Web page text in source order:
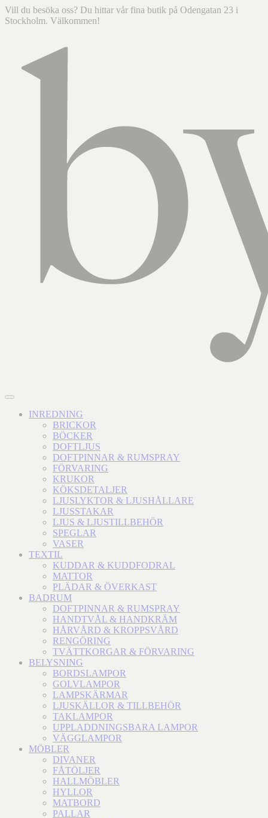
Vill du besöka oss? Du hittar vår fina butik på Odengatan 23 i
Stockholm. Välkommen!
INREDNING
BRICKOR
BÖCKER
DOFTLJUS
DOFTPINNAR & RUMSPRAY
FÖRVARING
KRUKOR
KÖKSDETALJER
LJUSLYKTOR & LJUSHÅLLARE
LJUSSTAKAR
LJUS & LJUSTILLBEHÖR
SPEGLAR
VASER
TEXTIL
KUDDAR & KUDDFODRAL
MATTOR
PLÄDAR & ÖVERKAST
BADRUM
DOFTPINNAR & RUMSPRAY
HANDTVÅL & HANDKRÄM
HÅRVÅRD & KROPPSVÅRD
RENGÖRING
TVÄTTKORGAR & FÖRVARING
BELYSNING
BORDSLAMPOR
GOLVLAMPOR
LAMPSKÄRMAR
LJUSKÄLLOR & TILLBEHÖR
TAKLAMPOR
UPPLADDNINGSBARA LAMPOR
VÄGGLAMPOR
MÖBLER
DIVANER
FÅTÖLJER
HALLMÖBLER
HYLLOR
MATBORD
PALLAR